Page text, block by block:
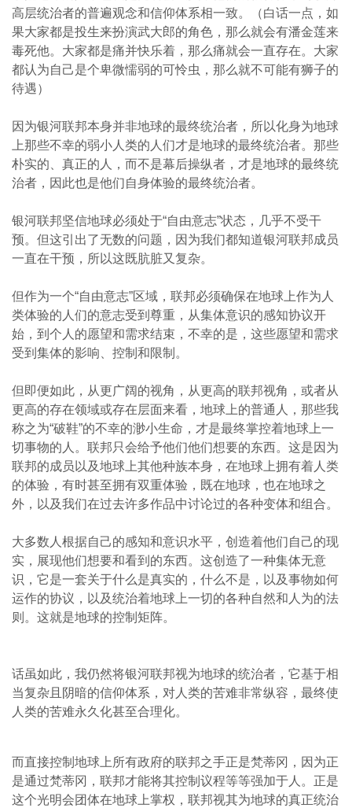
高层统治者的普遍观念和信仰体系相一致。（白话一点，如
果大家都是投生来扮演武大郎的角色，那么就会有潘金莲来
毒死他。大家都是痛并快乐着，那么痛就会一直存在。大家
都认为自己是个卑微懦弱的可怜虫，那么就不可能有狮子的
待遇）
因为银河联邦本身并非地球的最终统治者，所以化身为地球
上那些不幸的弱小人类的人们才是地球的最终统治者。那些
朴实的、真正的人，而不是幕后操纵者，才是地球的最终统
治者，因此也是他们自身体验的最终统治者。
银河联邦坚信地球必须处于“自由意志”状态，几乎不受干
预。但这引出了无数的问题，因为我们都知道银河联邦成员
一直在干预，所以这既肮脏又复杂。
但作为一个“自由意志”区域，联邦必须确保在地球上作为人
类体验的人们的意志受到尊重，从集体意识的感知协议开
始，到个人的愿望和需求结束，不幸的是，这些愿望和需求
受到集体的影响、控制和限制。
但即便如此，从更广阔的视角，从更高的联邦视角，或者从
更高的存在领域或存在层面来看，地球上的普通人，那些我
称之为“破鞋”的不幸的渺小生命，才是最终掌控着地球上一
切事物的人。联邦只会给予他们他们想要的东西。这是因为
联邦的成员以及地球上其他种族本身，在地球上拥有着人类
的体验，有时甚至拥有双重体验，既在地球，也在地球之
外，以及我们在过去许多作品中讨论过的各种变体和组合。
大多数人根据自己的感知和意识水平，创造着他们自己的现
实，展现他们想要和看到的东西。这创造了一种集体无意
识，它是一套关于什么是真实的，什么不是，以及事物如何
运作的协议，以及统治着地球上一切的各种自然和人为的法
则。这就是地球的控制矩阵。
话虽如此，我仍然将银河联邦视为地球的统治者，它基于相
当复杂且阴暗的信仰体系，对人类的苦难非常纵容，最终使
人类的苦难永久化甚至合理化。
而直接控制地球上所有政府的联邦之手正是梵蒂冈，因为正
是通过梵蒂冈，联邦才能将其控制议程等等强加于人。正是
这个光明会团体在地球上掌权，联邦视其为地球的真正统治